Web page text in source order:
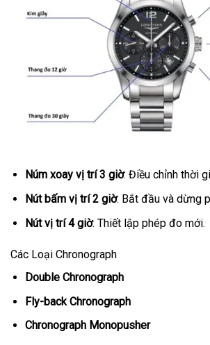
Núm xoay vị trí 3 giờ: Điều chỉnh thời
Nút bấm vị trí 2 giờ: Bắt đầu và dừng
Nút vị trí 4 giờ: Thiết lập phép đo mới.
Các Loại Chronograph
Double Chronograph
Fly-back Chronograph
Chronograph Monopusher